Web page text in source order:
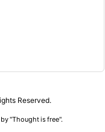
Reserved.
"Thought is free".